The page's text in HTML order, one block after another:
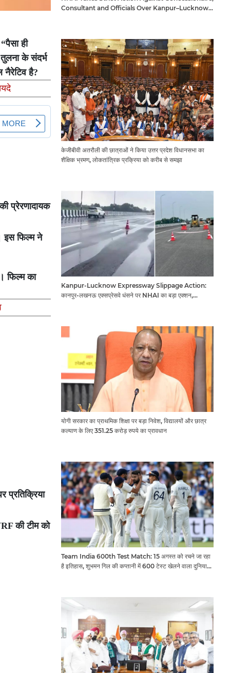
ही
के संदर्भ
नैरेटिव है?
प्रेरणादायक
इस फिल्म ने
फिल्म का
प्रतिक्रिया
की टीम को
Consultant and Officials Over Kanpur–Lucknow
केजीबीवी अतरौली की छात्राओं ने किया उत्तर प्रदेश विधानसभा का
शैक्षिक भ्रमण, लोकतांत्रिक प्रक्रिया को करीब से समझा
Kanpur-Lucknow Expressway Slippage Action:
कानपुर-लखनऊ एक्सप्रेसवे धंसने पर NHAI का बड़ा एक्शन,
योगी सरकार का प्राथमिक शिक्षा पर बड़ा निवेश, विद्यालयों और छात्र
कल्याण के लिए 351.25 करोड़ रुपये का प्रावधान
Team India 600th Test Match: 15 अगस्त को रचने जा रहा
है इतिहास, शुभमन गिल की कप्तानी में 600 टेस्ट खेलने वाला दुनिया